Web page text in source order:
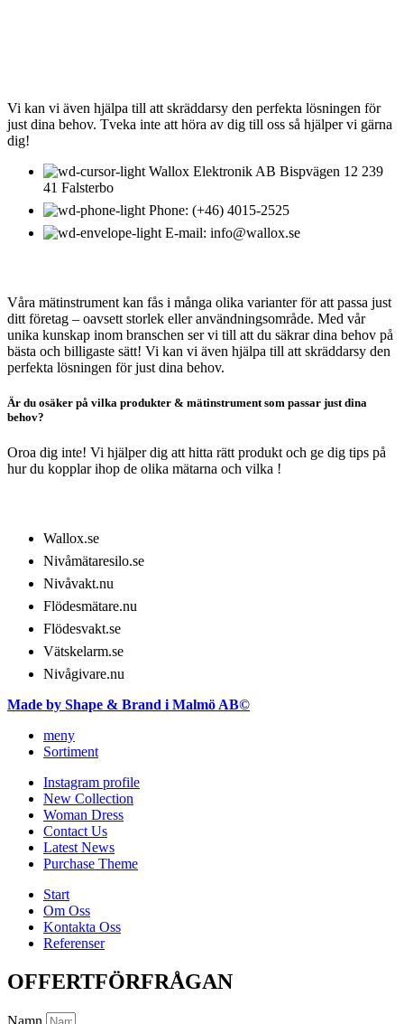
Vi kan vi även hjälpa till att skräddarsy den perfekta lösningen för
just dina behov. Tveka inte att höra av dig till oss så hjälper vi gärna
dig!
Wallox Elektronik AB Bispvägen 12 239
41 Falsterbo
Phone: (+46) 4015-2525
E-mail: info@wallox.se
Våra mätinstrument kan fås i många olika varianter för att passa just
ditt företag – oavsett storlek eller användningsområde. Med vår
unika kunskap inom branschen ser vi till att du säkrar dina behov på
bästa och billigaste sätt! Vi kan vi även hjälpa till att skräddarsy den
perfekta lösningen för just dina behov.
Är du osäker på vilka produkter & mätinstrument som passar just dina
behov?
Oroa dig inte! Vi hjälper dig att hitta rätt produkt och ge dig tips på
hur du kopplar ihop de olika mätarna och vilka !
Wallox.se
Nivåmätaresilo.se
Nivåvakt.nu
Flödesmätare.nu
Flödesvakt.se
Vätskelarm.se
Nivågivare.nu
Made by Shape & Brand i Malmö AB©
meny
Sortiment
Instagram profile
New Collection
Woman Dress
Contact Us
Latest News
Purchase Theme
Start
Om Oss
Kontakta Oss
Referenser
OFFERTFÖRFRÅGAN
Namn